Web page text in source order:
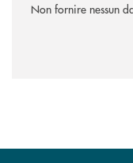
Non fornire nessun